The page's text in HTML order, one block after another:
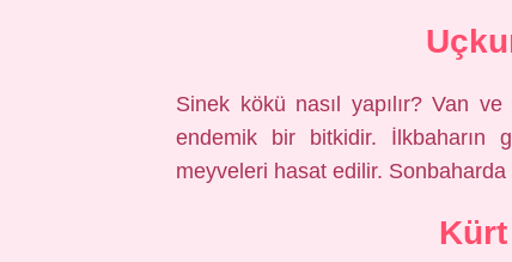
Sinek kökü nasıl yapılır? Van
endemik bir bitkidir. İlkbaharın
meyveleri hasat edilir. Sonbaharda